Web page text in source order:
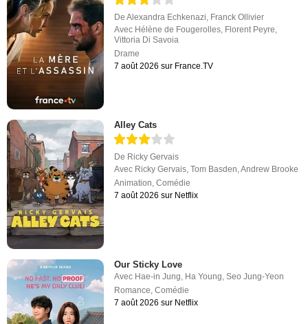
DeAlexandra Echkenazi Franck Ollivier
Avec Hélène de Fougerolles Florent Peyre
Vittoria Di Savoia
Drame
7 août 2026 sur France.TV
Alley Cats
De Ricky Gervais
Avec Ricky Gervais,Tom Basden,Andrew Brooke
Animation,Comédie
7 août 2026 sur Netflix
Our Sticky Love
Avec Hae-in Jung, Ha Young,Seo Jung-Yeon
Romance,Comédie
7 août 2026 sur Netflix